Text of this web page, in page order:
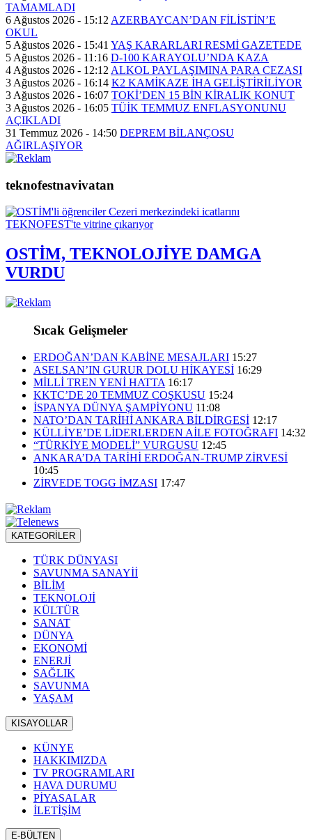
TAMAMLADI
6 Ağustos 2026 - 15:12 AZERBAYCAN’DAN FİLİSTİN’E
OKUL
5 Ağustos 2026 - 15:41 YAŞ KARARLARI RESMİ GAZETEDE
5 Ağustos 2026 - 11:16 D-100 KARAYOLU’NDA KAZA
4 Ağustos 2026 - 12:12 ALKOL PAYLAŞIMINA PARA CEZASI
3 Ağustos 2026 - 16:14 K2 KAMİKAZE İHA GELİŞTİRİLİYOR
3 Ağustos 2026 - 16:07 TOKİ’DEN 15 BİN KİRALIK KONUT
3 Ağustos 2026 - 16:05 TÜİK TEMMUZ ENFLASYONUNU
AÇIKLADI
31 Temmuz 2026 - 14:50 DEPREM BİLANÇOSU
AĞIRLAŞIYOR
teknofestnavivatan
OSTİM, TEKNOLOJİYE DAMGA
VURDU
Sıcak Gelişmeler
ERDOĞAN’DAN KABİNE MESAJLARI 15:27
ASELSAN’IN GURUR DOLU HİKAYESİ 16:29
MİLLİ TREN YENİ HATTA 16:17
KKTC’DE 20 TEMMUZ COŞKUSU 15:24
İSPANYA DÜNYA ŞAMPİYONU 11:08
NATO’DAN TARİHİ ANKARA BİLDİRGESİ 12:17
KÜLLİYE’DE LİDERLERDEN AİLE FOTOĞRAFI 14:32
“TÜRKİYE MODELİ” VURGUSU 12:45
ANKARA’DA TARİHİ ERDOĞAN-TRUMP ZİRVESİ
10:45
ZİRVEDE TOGG İMZASI 17:47
KATEGORİLER
TÜRK DÜNYASI
SAVUNMA SANAYİİ
BİLİM
TEKNOLOJİ
KÜLTÜR
SANAT
DÜNYA
EKONOMİ
ENERJİ
SAĞLIK
SAVUNMA
YAŞAM
KISAYOLLAR
KÜNYE
HAKKIMIZDA
TV PROGRAMLARI
HAVA DURUMU
PİYASALAR
İLETİŞİM
E-BÜLTEN